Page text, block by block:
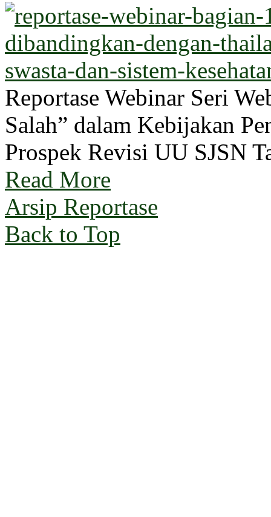
Reportase Webinar Seri
Salah” dalam Kebijakan
Prospek Revisi UU SJSN
Read More
Arsip Reportase
Back to Top